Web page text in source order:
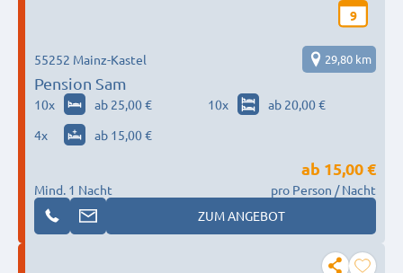
9
Pension Sam
55252 Mainz-Kastel 29,80 km
10x ab 25,00 € 10x
ab 20,00 €
4x ab 15,00 €
Mind. 1 Nacht
ab 15,00 €
pro Person / Nacht
ZUM ANGEBOT